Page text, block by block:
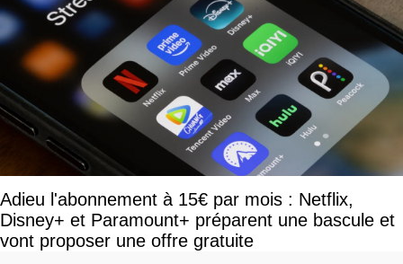
Adieu l'abonnement à 15€ par mois : Netflix,
Disney+ et Paramount+ préparent une bascule et
vont proposer une offre gratuite